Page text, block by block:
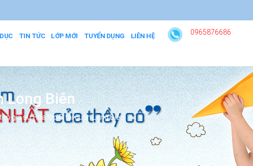
TIN TỨC LỚP MỚI TUYỂN DỤNG LIÊN HỆ 0965876686
Long Biên
gia sư Hóa lớp 8 tại quận Long Biên